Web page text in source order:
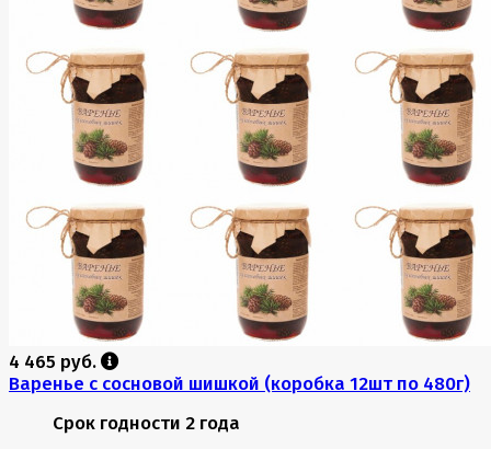
4 465 руб.
Варенье с сосновой шишкой (коробка 12шт по 480г)
Срок годности 2 года